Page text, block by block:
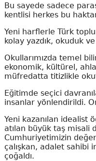
Bu sayede sadece
kentlisi herkes bu
Yeni harflerle Türk
kolay yazdık, okuduk ve
Okullarımızda temel
ekonomik, kültürel,
müfredatta titizlikle
Eğitimde seçici
insanlar yönlendirildi.
Yeni kazanılan idealist
atılan büyük taş misali
Cumhuriyetimizin
çalışkan, adalet sahibi
çoğaldı.